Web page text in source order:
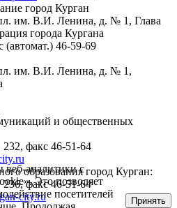
город Курган
им. В.И. Ленина, д. № 1, Глава
города Кургана
(автомат.) 46-59-69
пл. им. В.И. Ленина, д. № 1,
и общественных
факс 46-51-64
образования город Курган:
236, факс 46-51-64
city.ru
веб-аналитики с
Это позволяет
посетителей
Принять